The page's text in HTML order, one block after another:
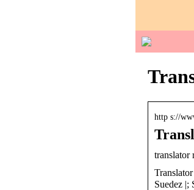
http s://
translator
Suedez